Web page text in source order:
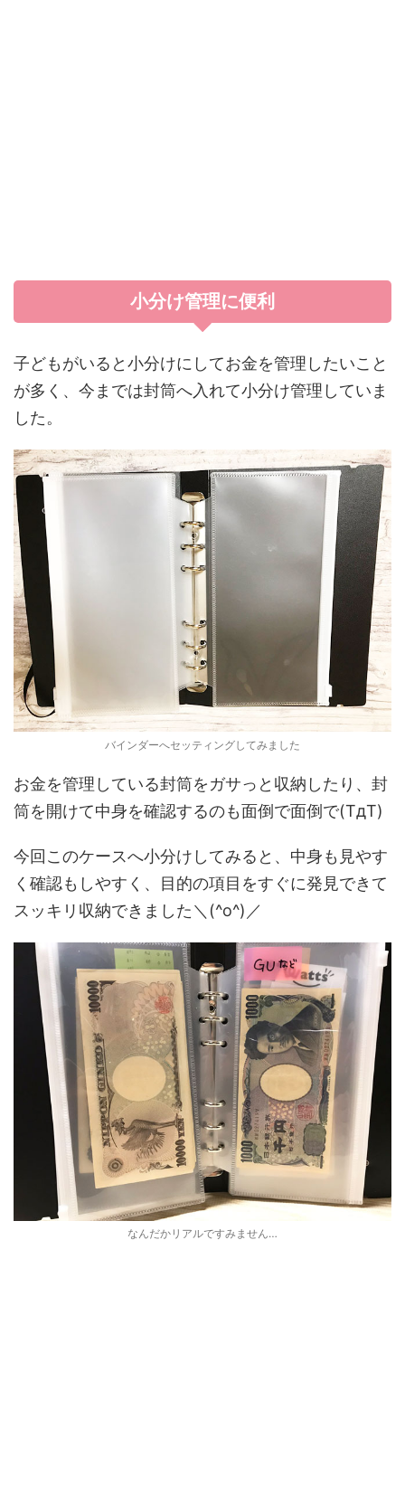
小分け管理に便利
子どもがいると小分けにしてお金を管理したいこと
が多く、今までは封筒へ入れて小分け管理していま
した。
バインダーへセッティングしてみました
お金を管理している封筒をガサっと収納したり、封
筒を開けて中身を確認するのも面倒で面倒で(TдT)
今回このケースへ小分けしてみると、中身も見やす
く確認もしやすく、目的の項目をすぐに発見できて
スッキリ収納できました＼(^o^)／
なんだかリアルですみません…